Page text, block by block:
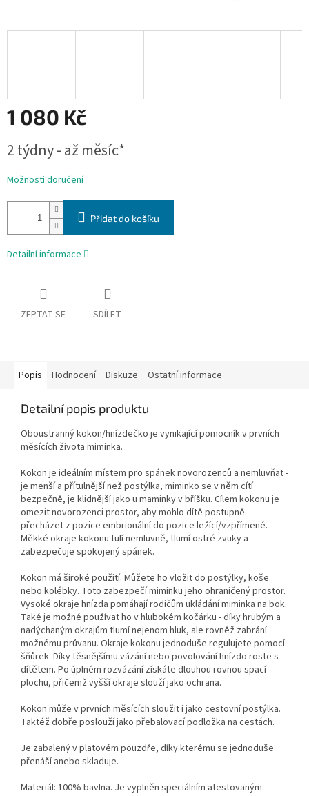
1 080 Kč
cena:
2 týdny - až měsíc*
Možnosti doručení
Přidat do košíku
Detailní informace
ZEPTAT SE SDÍLET
Popis Hodnocení Diskuze Ostatní informace
Detailní popis produktu
Oboustranný kokon/hnízdečko je vynikající pomocník v prvních
měsících života miminka.
Kokon je ideálním místem pro spánek novorozenců a nemluvňat -
je menší a přítulnější než postýlka, miminko se v něm cítí
bezpečně, je klidnější jako u maminky v bříšku. Cílem kokonu je
omezit novorozenci prostor, aby mohlo dítě postupně
přecházet z pozice embrionální do pozice ležící/vzpřímené.
Měkké okraje kokonu tulí nemluvně, tlumí ostré zvuky a
zabezpečuje spokojený spánek.
Kokon má široké použití. Můžete ho vložit do postýlky, koše
nebo kolébky. Toto zabezpečí miminku jeho ohraničený prostor.
Vysoké okraje hnízda pomáhají rodičům ukládání miminka na bok.
Také je možné používat ho v hlubokém kočárku - díky hrubým a
nadýchaným okrajům tlumí nejenom hluk, ale rovněž zabrání
možnému průvanu. Okraje kokonu jednoduše regulujete pomocí
šňůrek. Díky těsnějšímu vázání nebo povolování hnízdo roste s
dítětem. Po úplném rozvázání získáte dlouhou rovnou spací
plochu, přičemž vyšší okraje slouží jako ochrana.
Kokon může v prvních měsících sloužit i jako cestovní postýlka.
Taktéž dobře poslouží jako přebalovací podložka na cestách.
Je zabalený v platovém pouzdře, díky kterému se jednoduše
přenáší anebo skladuje.
Materiál: 100% bavlna. Je vyplněn speciálním atestovaným